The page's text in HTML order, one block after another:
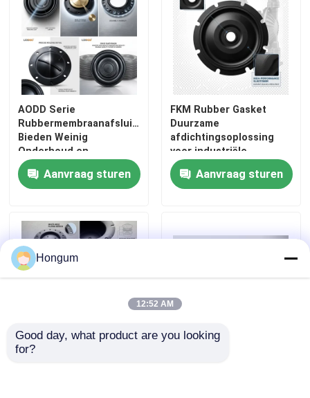
AODD Serie
Rubbermembraanafsluitingen
Bieden Weinig
Onderhoud en
Consistente Tolerantie
±0.02mm voor Industriële
Operaties
Aanvraag sturen
FKM Rubber Gasket
Duurzame
afdichtingsoplossing
voor industriële
toepassingen, bestand
tegen chemicaliën en
extreme temperaturen
Aanvraag sturen
Gevulkaniseerde rubber
Hongum
12:52 AM
Good day, what product are you looking
for?